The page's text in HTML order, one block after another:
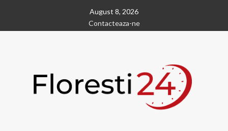
content
August 8, 2026
Contacteaza-ne